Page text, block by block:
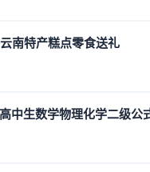
南特产糕点零食送礼
中生数学物理化学二级